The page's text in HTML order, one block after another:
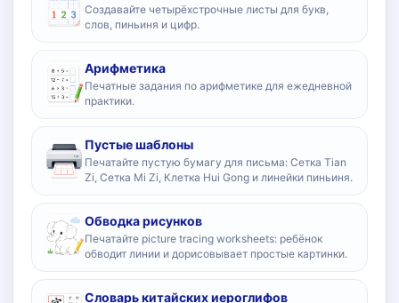
Создавайте четырёхстрочные листы для букв,
слов, пиньиня и цифр.
Арифметика
Печатные задания по арифметике для ежедневной
практики.
Пустые шаблоны
Печатайте пустую бумагу для письма: Сетка Tian
Zi, Сетка Mi Zi, Клетка Hui Gong и линейки пиньиня.
Обводка рисунков
Печатайте picture tracing worksheets: ребёнок
обводит линии и дорисовывает простые картинки.
Словарь китайских иероглифов